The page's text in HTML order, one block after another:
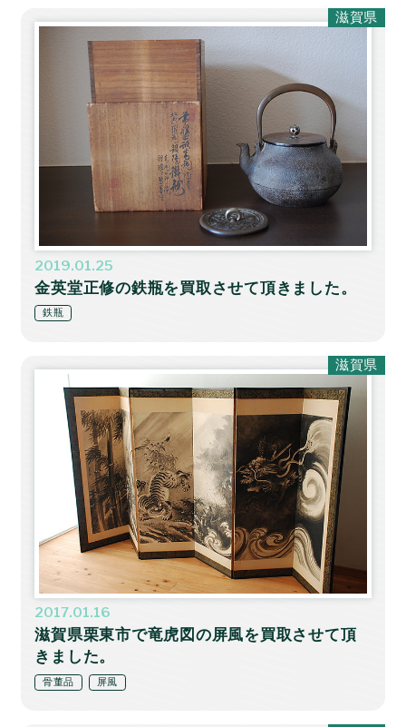
2019.01.25
金英堂正修の鉄瓶を買取させて頂きました。
鉄瓶
滋賀県
2017.01.16
滋賀県栗東市で竜虎図の屏風を買取させて頂
きました。
骨董品 屏風
滋賀県